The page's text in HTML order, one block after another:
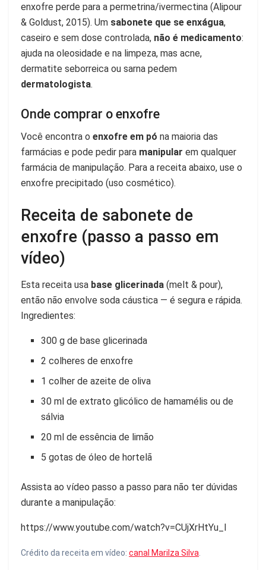
enxofre perde para a permetrina/ivermectina (Alipour
& Goldust, 2015). Um sabonete que se enxágua,
caseiro e sem dose controlada, não é medicamento:
ajuda na oleosidade e na limpeza, mas acne,
dermatite seborreica ou sarna pedem
dermatologista.
Onde comprar o enxofre
Você encontra o enxofre em pó na maioria das
farmácias e pode pedir para manipular em qualquer
farmácia de manipulação. Para a receita abaixo, use o
enxofre precipitado (uso cosmético).
Receita de sabonete de
enxofre (passo a passo em
vídeo)
Esta receita usa base glicerinada (melt & pour),
então não envolve soda cáustica — é segura e rápida.
Ingredientes:
300 g de base glicerinada
2 colheres de enxofre
1 colher de azeite de oliva
30 ml de extrato glicólico de hamamélis ou de
sálvia
20 ml de essência de limão
5 gotas de óleo de hortelã
Assista ao vídeo passo a passo para não ter dúvidas
durante a manipulação:
https://www.youtube.com/watch?v=CUjXrHtYu_I
Crédito da receita em vídeo: canal Marilza Silva